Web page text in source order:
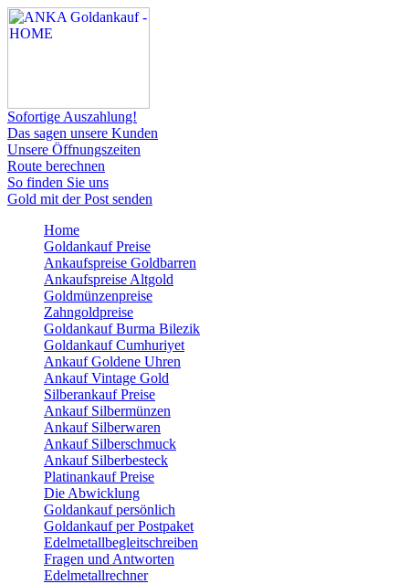
Sofortige Auszahlung!
Das sagen unsere Kunden
Unsere Öffnungszeiten
Route berechnen
So finden Sie uns
Gold mit der Post senden
Home
Goldankauf Preise
Ankaufspreise Goldbarren
Ankaufspreise Altgold
Goldmünzenpreise
Zahngoldpreise
Goldankauf Burma Bilezik
Goldankauf Cumhuriyet
Ankauf Goldene Uhren
Ankauf Vintage Gold
Silberankauf Preise
Ankauf Silbermünzen
Ankauf Silberwaren
Ankauf Silberschmuck
Ankauf Silberbesteck
Platinankauf Preise
Die Abwicklung
Goldankauf persönlich
Goldankauf per Postpaket
Edelmetallbegleitschreiben
Fragen und Antworten
Edelmetallrechner